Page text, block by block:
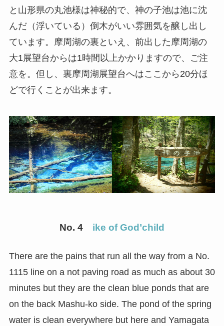
と山形県の丸池様は神秘的で、神の子池は池に沈
んだ（浮いている）倒木がいい雰囲気を醸し出し
ています。摩周湖の裏といえ、前出した摩周湖の
大1展望台からは1時間以上かかりますので、ご注
意を。但し、裏摩周湖展望台へはここから20分ほ
どで行くことが出来ます。
No. 4 ike of God’child
There are the pains that run all the way from a No.
1115 line on a not paving road as much as about 30
minutes but they are the clean blue ponds that are
on the back Mashu-ko side. The pond of the spring
water is clean everywhere but here and Yamagata